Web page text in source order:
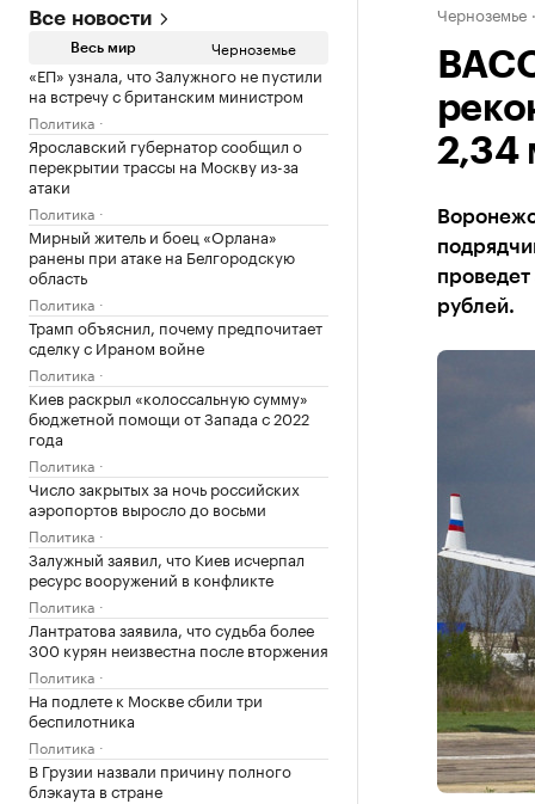
Все новости
Весь мир Черноземье
«ЕП» узнала, что Залужного не пустили
на встречу с британским министром
Политика
Ярославский губернатор сообщил о
перекрытии трассы на Москву из-за
атаки
Политика
Мирный житель и боец «Орлана»
ранены при атаке на Белгородскую
область
Политика
Трамп объяснил, почему предпочитает
сделку с Ираном войне
Политика
Киев раскрыл «колоссальную сумму»
бюджетной помощи от Запада с 2022
года
Политика
Число закрытых за ночь российских
аэропортов выросло до восьми
Политика
Залужный заявил, что Киев исчерпал
ресурс вооружений в конфликте
Политика
Лантратова заявила, что судьба более
300 курян неизвестна после вторжения
Политика
На подлете к Москве сбили три
беспилотника
Политика
В Грузии назвали причину полного
блэкаута в стране
Черноземье
2,34
рублей.